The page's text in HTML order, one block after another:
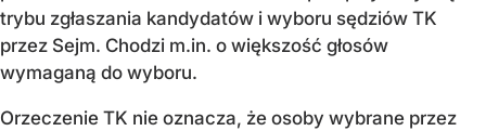
trybu zgłaszania kandydatów i wyboru sędziów TK
przez Sejm. Chodzi m.in. o większość głosów
wymaganą do wyboru.
Orzeczenie TK nie oznacza, że osoby wybrane przez